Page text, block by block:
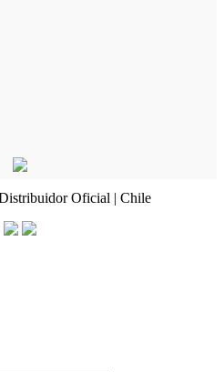
Oficial | Chile